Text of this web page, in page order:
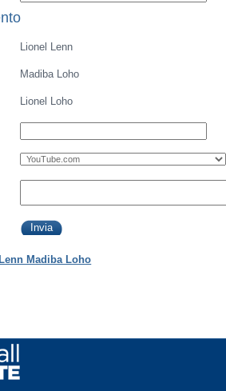
Lionel Lenn
Madiba Loho
Lionel Loho
Madiba Loho